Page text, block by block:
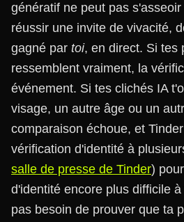
génératif ne peut pas
réussir une invite de vivacité,
gagné par toi, en direct. Si tes
ressemblent vraiment, la
événement. Si tes clichés IA
visage, un autre âge ou un
comparaison échoue, et
vérification d'identité à
salle de presse de Tinder)
d'identité encore plus difficile
pas besoin de prouver que ta